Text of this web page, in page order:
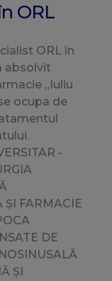
ORL
ORL în
absolvit
„Iuliu
ocupa de
-
ȘI FARMACIE
DE
ȘI